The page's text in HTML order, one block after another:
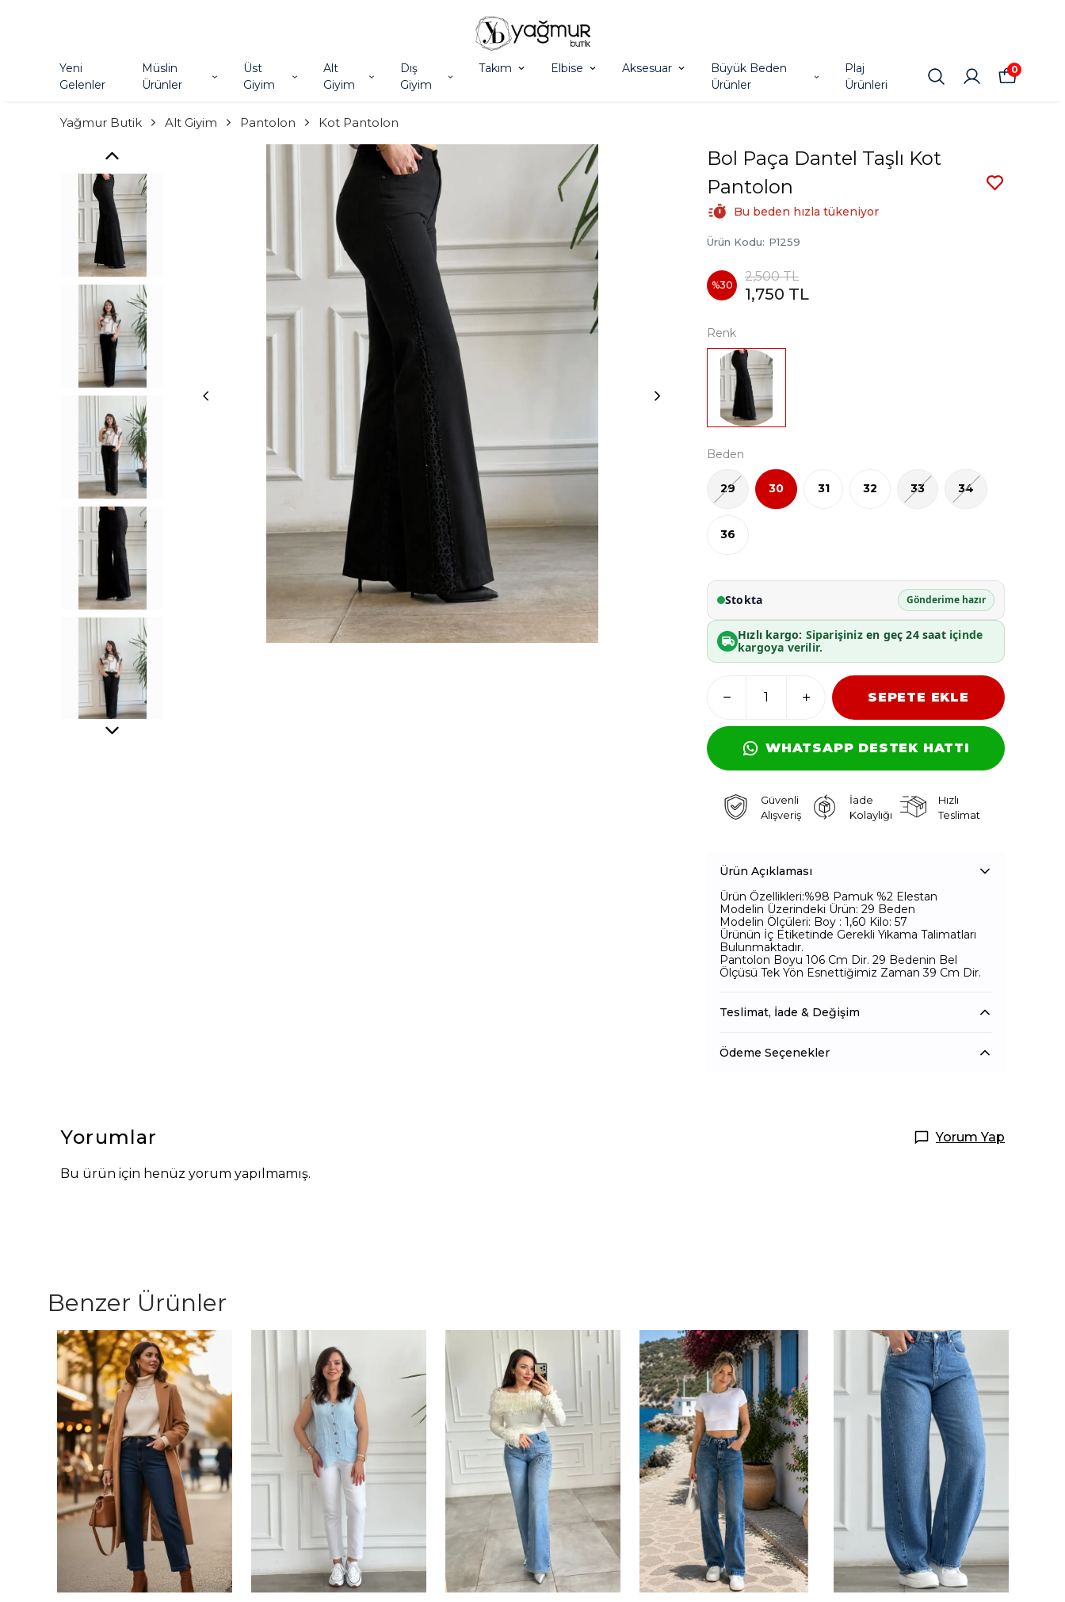
Yeni
Gelenler
Müslin
Ürünler
Üst
Giyim
Alt
Giyim
Dış
Giyim
Takım Elbise Aksesuar
Büyük Beden
Ürünler
Plaj
Ürünleri
0
Yağmur Butik Alt Giyim Pantolon Kot Pantolon
Bol Paça Dantel Taşlı Kot
Pantolon
Bu beden hızla tükeniyor
Ürün Kodu: P1259
%30
2,500 TL
1,750 TL
Renk
Beden
29 30 31 32 33 34
36
Stokta Gönderime hazır
Hızlı kargo: Siparişinizen geç 24 saatiçinde
kargoya verilir.
SEPETE EKLE
WHATSAPP DESTEK HATTI
Güvenli
Alışveriş
İade
Kolaylığı
Hızlı
Teslimat
Ürün Açıklaması
Ürün Özellikleri:%98 Pamuk %2 Elestan
Modelin Üzerindeki Ürün: 29 Beden
Modelin Ölçüleri: Boy : 1,60 Kilo: 57
Ürünün İç Etiketinde Gerekli Yıkama Talimatları
Bulunmaktadır.
Pantolon Boyu 106 Cm Dir. 29 Bedenin Bel
Ölçüsü Tek Yön Esnettiğimiz Zaman 39 Cm Dir.
Teslimat, İade & Değişim
Ödeme Seçenekler
Yorumlar Yorum Yap
Bu ürün için henüz yorum yapılmamış.
Benzer Ürünler